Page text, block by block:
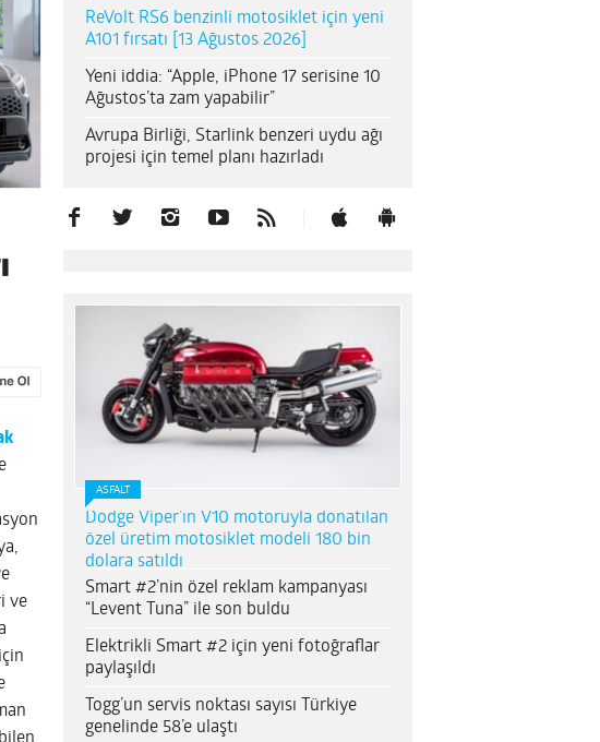
ve
ReVolt RS6 benzinli motosiklet için yeni
A101 fırsatı [13 Ağustos 2026]
Yeni iddia: “Apple, iPhone 17 serisine 10
Ağustos’ta zam yapabilir”
Avrupa Birliği, Starlink benzeri uydu ağı
projesi için temel planı hazırladı
ASFALT
Dodge Viper’ın V10 motoruyla donatılan
özel üretim motosiklet modeli 180 bin
dolara satıldı
Smart #2’nin özel reklam kampanyası
“Levent Tuna” ile son buldu
Elektrikli Smart #2 için yeni fotoğraflar
paylaşıldı
Togg’un servis noktası sayısı Türkiye
genelinde 58’e ulaştı